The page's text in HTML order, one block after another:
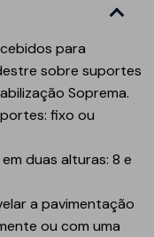
para
sobre suportes
Soprema.
fixo ou
duas alturas: 8 e
a pavimentação
ou com uma